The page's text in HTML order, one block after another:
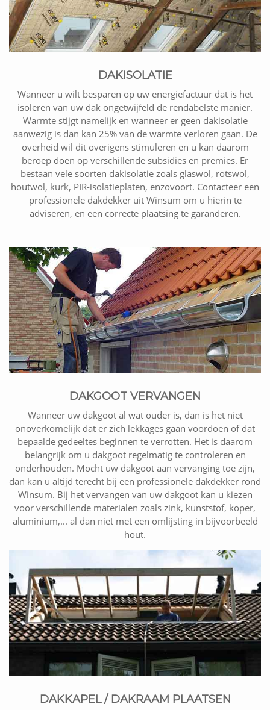
DAKISOLATIE
Wanneer u wilt besparen op uw energiefactuur dat is het
isoleren van uw dak ongetwijfeld de rendabelste manier.
Warmte stijgt namelijk en wanneer er geen dakisolatie
aanwezig is dan kan 25% van de warmte verloren gaan. De
overheid wil dit overigens stimuleren en u kan daarom
beroep doen op verschillende subsidies en premies. Er
bestaan vele soorten dakisolatie zoals glaswol, rotswol,
houtwol, kurk, PIR-isolatieplaten, enzovoort. Contacteer een
professionele dakdekker uit Winsum om u hierin te
adviseren, en een correcte plaatsing te garanderen.
DAKGOOT VERVANGEN
Wanneer uw dakgoot al wat ouder is, dan is het niet
onoverkomelijk dat er zich lekkages gaan voordoen of dat
bepaalde gedeeltes beginnen te verrotten. Het is daarom
belangrijk om u dakgoot regelmatig te controleren en
onderhouden. Mocht uw dakgoot aan vervanging toe zijn,
dan kan u altijd terecht bij een professionele dakdekker rond
Winsum. Bij het vervangen van uw dakgoot kan u kiezen
voor verschillende materialen zoals zink, kunststof, koper,
aluminium,... al dan niet met een omlijsting in bijvoorbeeld
hout.
DAKKAPEL / DAKRAAM PLAATSEN